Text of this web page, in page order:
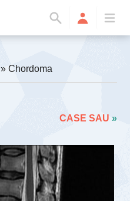
» Chordoma
CASE SAU »